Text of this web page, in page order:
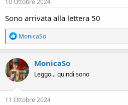
Sono arrivata alla lettera 50
R
e
a
c
t
i
o
n
s
MonicaSo
MonicaSo
Leggo... quindi sono
11 Ottobre 2024